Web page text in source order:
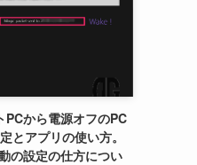
から電源オフのPC
とアプリの使い方。
の設定の仕方につい